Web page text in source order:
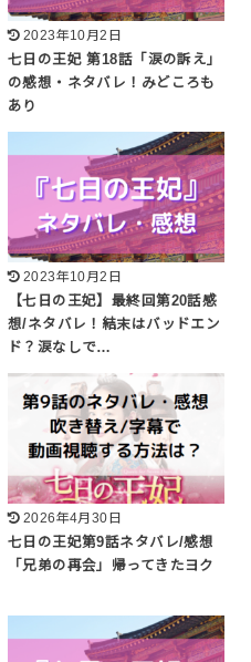
2023年10月2日
七日の王妃 第18話「涙の訴え」
の感想・ネタバレ！みどころも
あり
2023年10月2日
【七日の王妃】最終回第20話感
想/ネタバレ！結末はバッドエン
ド？涙なしで…
2026年4月30日
七日の王妃第9話ネタバレ/感想
「兄弟の再会」帰ってきたヨク